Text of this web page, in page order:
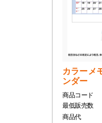
カラーメ
ンダー
商品コード
最低販売数
商品代